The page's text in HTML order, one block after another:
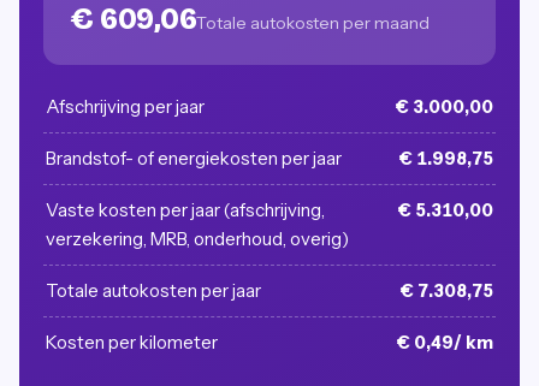
€ 609,06Totale autokosten per maand
Afschrijving per jaar € 3.000,00
Brandstof- of energiekosten per jaar € 1.998,75
Vaste kosten per jaar (afschrijving,
verzekering, MRB, onderhoud, overig)
€ 5.310,00
Totale autokosten per jaar € 7.308,75
Kosten per kilometer € 0,49/ km